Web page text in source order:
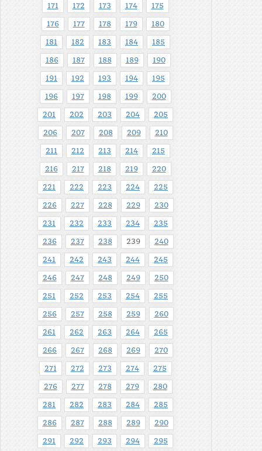
171 172 173 174 175
176 177 178 179 180
181 182 183 184 185
186 187 188 189 190
191 192 193 194 195
196 197 198 199 200
201 202 203 204 205
206 207 208 209 210
211 212 213 214 215
216 217 218 219 220
221 222 223 224 225
226 227 228 229 230
231 232 233 234 235
236 237 238 239 240
241 242 243 244 245
246 247 248 249 250
251 252 253 254 255
256 257 258 259 260
261 262 263 264 265
266 267 268 269 270
271 272 273 274 275
276 277 278 279 280
281 282 283 284 285
286 287 288 289 290
291 292 293 294 295